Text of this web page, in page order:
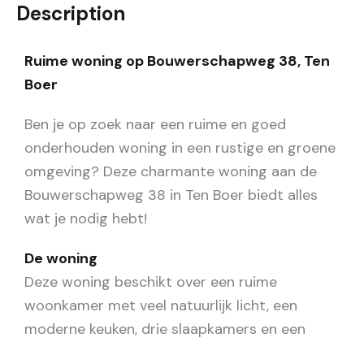
Description
Ruime woning op Bouwerschapweg 38, Ten
Boer
Ben je op zoek naar een ruime en goed
onderhouden woning in een rustige en groene
omgeving? Deze charmante woning aan de
Bouwerschapweg 38 in Ten Boer biedt alles
wat je nodig hebt!
De woning
Deze woning beschikt over een ruime
woonkamer met veel natuurlijk licht, een
moderne keuken, drie slaapkamers en een